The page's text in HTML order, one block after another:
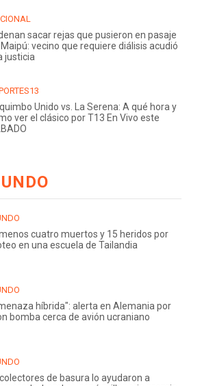
sacar rejas que pusieron en pasaje
vecino que requiere diálisis acudió
justicia
Unido vs. La Serena: A qué hora y
ver el clásico por T13 En Vivo este
cuatro muertos y 15 heridos por
en una escuela de Tailandia
híbrida": alerta en Alemania por
bomba cerca de avión ucraniano
de basura lo ayudaron a